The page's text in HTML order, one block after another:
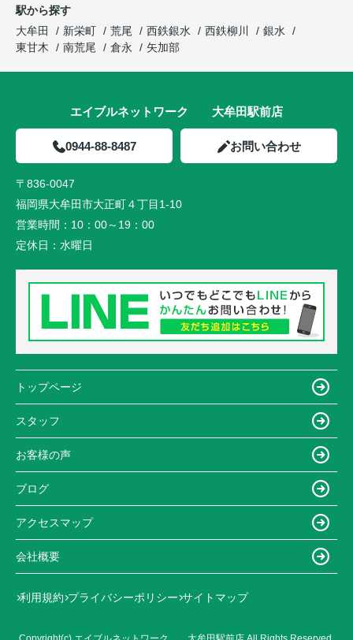
駅から探す
大牟田
新栄町 荒尾 西鉄銀水 西鉄柳川
銀水
東甘木
南荒尾 倉永 矢加部
エイブルネットワーク 大牟田駅前店
0944-88-8487 お問い合わせ
〒836-0047
福岡県大牟田市大正町４丁目1-10
営業時間： 10：00～19：00
定休日： 水曜日
トップページ
スタッフ
お客様の声
ブログ
アクセスマップ
会社概要
利用規約 プライバシーポリシー サイトマップ